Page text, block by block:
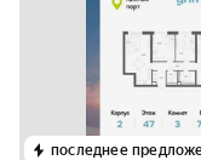
последнее